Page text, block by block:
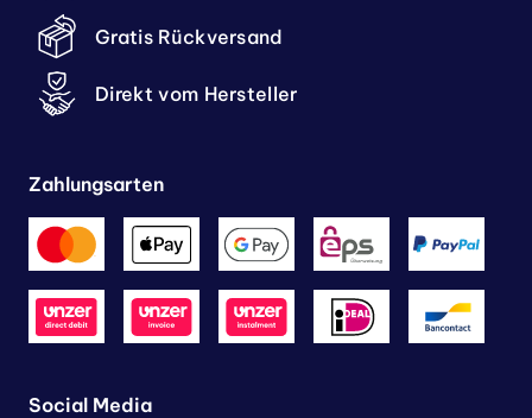
Gratis Rückversand
Direkt vom Hersteller
Zahlungsarten
Social Media